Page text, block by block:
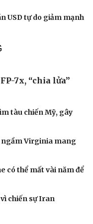
nước ở mức 62,42
Robusta và Arabia
tăng do không chắc
ổn định mức 141 -